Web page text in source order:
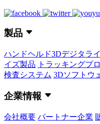
製品
ハンドヘルド3Dデジタラ
イズ製品
トラッキングプ
検査システム 3Dソフトウ
企業情報
会社概要 パートナー企業